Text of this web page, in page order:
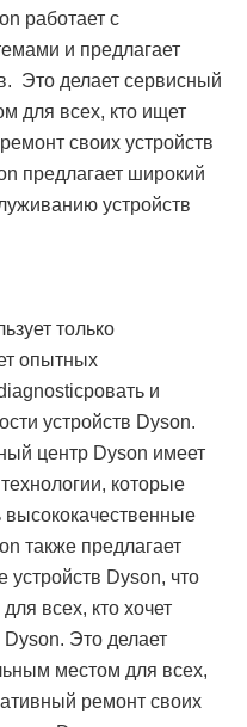
работает с
и предлагает
Это делает сервисный
для всех, кто ищет
своих устройств
предлагает широкий
устройств
только
опытных
и
устройств Dyson.
центр Dyson имеет
которые
высококачественные
также предлагает
устройств Dyson, что
всех, кто хочет
Это делает
местом для всех,
ремонт своих